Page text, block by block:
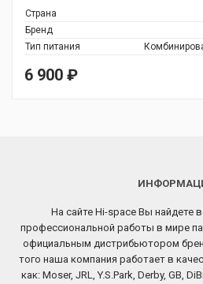
Страна
Бренд
Тип питания
6 900 ₽
На сайте Hi-space Вы найдете
профессиональной работы в мире
официальным дистрибьютором
того наша компания работает в
как: Moser, JRL, Y.S.Park, Derby, GB,